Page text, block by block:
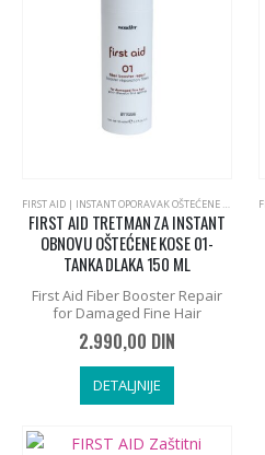
FIRST AID | INSTANT OPORAVAK OŠTEĆENE PLAVE KOSE
FIRST AID TRETMAN ZA INSTANT
OBNOVU OŠTEĆENE KOSE 01-
TANKA DLAKA 150 ML
First Aid Fiber Booster Repair
for Damaged Fine Hair
2.990,00 DIN
DETALJNIJE